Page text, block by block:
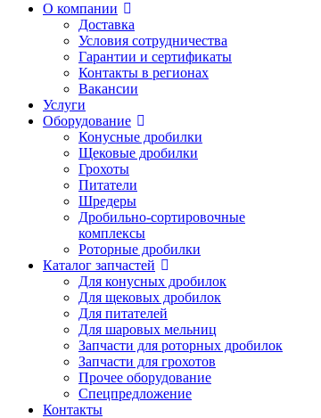
О компании
Доставка
Условия сотрудничества
Гарантии и сертификаты
Контакты в регионах
Вакансии
Услуги
Оборудование
Конусные дробилки
Щековые дробилки
Грохоты
Питатели
Шредеры
Дробильно-сортировочные
комплексы
Роторные дробилки
Каталог запчастей
Для конусных дробилок
Для щековых дробилок
Для питателей
Для шаровых мельниц
Запчасти для роторных дробилок
Запчасти для грохотов
Прочее оборудование
Спецпредложение
Контакты